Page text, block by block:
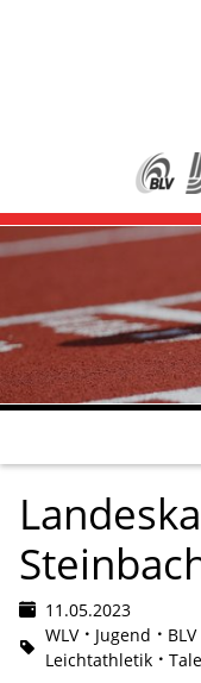
11.05.2023
WLV
Jugend BLV
Leichtathletik